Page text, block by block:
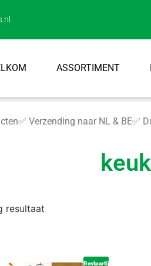
ASSORTIMENT
✅ Verzending naar NL & BE✅
resultaat
Restpartij